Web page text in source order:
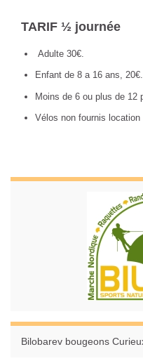
TARIF ½ journée
Adulte 30€.
Enfant de 8 a 16 ans, 20€.
Moins de 6 ou plus de 12
Vélos non fournis
Bilobarev bougeons